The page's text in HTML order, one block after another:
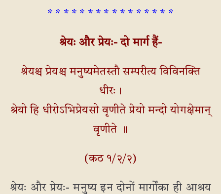
* * * * * * * * * * * * * * * *
श्रेयः और प्रेयः- दो मार्ग हैं-
श्रेयश्च प्रेयश्च मनुष्यमेतस्तौ सम्परीत्य विविनक्ति
धीरः।
श्रेयो हि धीरोऽभिप्रेयसो वृणीते प्रेयो मन्दो योगक्षेमान्
वृणीते ॥
(कठ १/२/२)
श्रेयः और प्रेयः- मनुष्य इन दोनों मार्गोंका ही आश्रय